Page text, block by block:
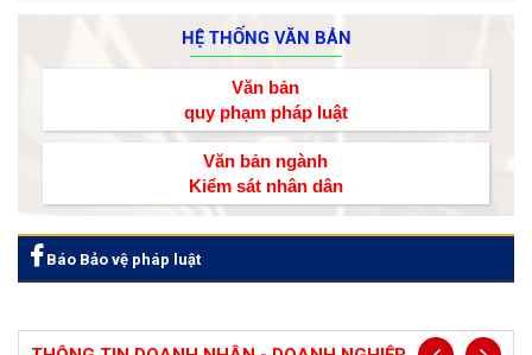
HỆ THỐNG VĂN BẢN
Văn bản
quy phạm pháp luật
Văn bản ngành
Kiểm sát nhân dân
Báo Bảo vệ pháp luật